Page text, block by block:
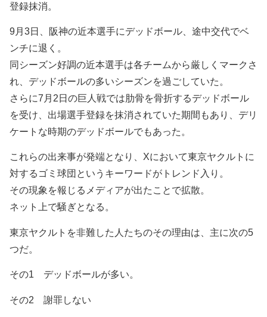
登録抹消。
9月3日、阪神の近本選手にデッドボール、途中交代でベ
ンチに退く。
同シーズン好調の近本選手は各チームから厳しくマークさ
れ、デッドボールの多いシーズンを過ごしていた。
さらに7月2日の巨人戦では肋骨を骨折するデッドボール
を受け、出場選手登録を抹消されていた期間もあり、デリ
ケートな時期のデッドボールでもあった。
これらの出来事が発端となり、Xにおいて東京ヤクルトに
対するゴミ球団というキーワードがトレンド入り。
その現象を報じるメディアが出たことで拡散。
ネット上で騒ぎとなる。
東京ヤクルトを非難した人たちのその理由は、主に次の5
つだ。
その1 デッドボールが多い。
その2 謝罪しない